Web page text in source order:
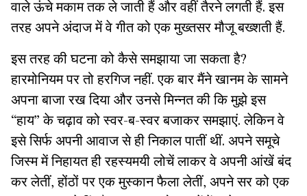
वाले ऊंचे मकाम तक ले जाती हैं और वहीं तैरने लगती हैं. इस
तरह अपने अंदाज में वे गीत को एक मुख्तसर मौजू बख्शती हैं.
इस तरह की घटना को कैसे समझाया जा सकता है?
हारमोनियम पर तो हरगिज नहीं. एक बार मैंने खानम के सामने
अपना बाजा रख दिया और उनसे मिन्नत की कि मुझे इस
“हाय” के चढ़ाव को स्वर-ब-स्वर बजाकर समझाएं. लेकिन वे
इसे सिर्फ अपनी आवाज से ही निकाल पातीं थीं. अपने समूचे
जिस्म में निहायत ही रहस्यमयी लोचें लाकर वे अपनी आंखें बंद
कर लेतीं, होंठों पर एक मुस्कान फैला लेतीं, अपने सर को एक